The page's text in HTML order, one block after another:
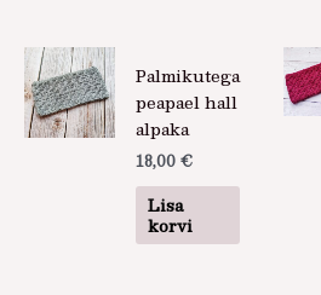
Palmikutega
peapael hall
alpaka
18,00 €
Lisa
korvi